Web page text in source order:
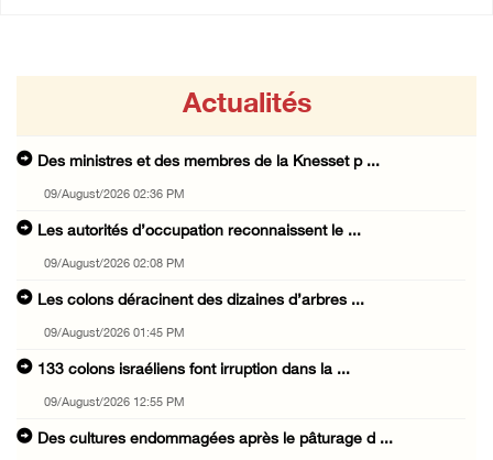
Actualités
Des ministres et des membres de la Knesset p ...
09/August/2026 02:36 PM
Les autorités d’occupation reconnaissent le ...
09/August/2026 02:08 PM
Les colons déracinent des dizaines d’arbres ...
09/August/2026 01:45 PM
133 colons israéliens font irruption dans la ...
09/August/2026 12:55 PM
Des cultures endommagées après le pâturage d ...